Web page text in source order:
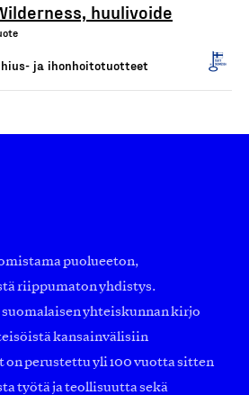
huulivoide
hius- ja ihonhoitotuotteet
puolueeton,
riippumaton yhdistys.
suomalaisen yhteiskunnan kirjo
kansainvälisiin
perustettu yli 100 vuotta sitten
työtä ja teollisuutta sekä